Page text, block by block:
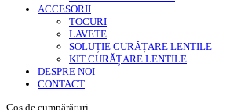
ACCESORII
TOCURI
LAVETE
SOLUȚIE CURĂȚARE LENTILE
KIT CURĂȚARE LENTILE
DESPRE NOI
CONTACT
Coș de cumpărături